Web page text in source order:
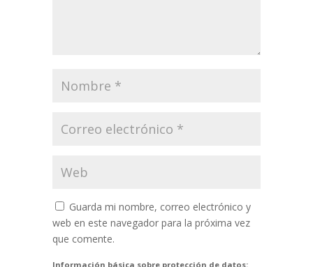
Guarda mi nombre, correo electrónico y
web en este navegador para la próxima vez
que comente.
Información básica sobre protección de datos: